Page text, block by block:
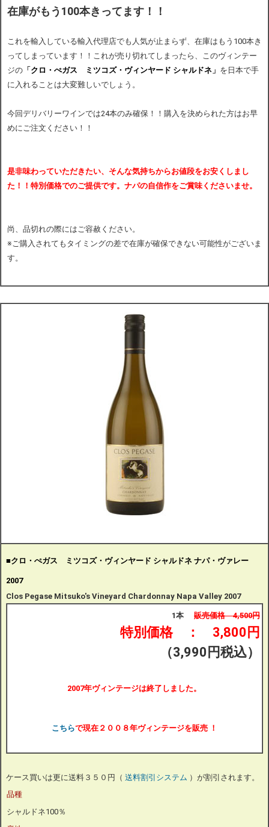
在庫がもう100本きってます！！
これを輸入している輸入代理店でも人気が止まらず、在庫はもう100本き
ってしまっています！！これが売り切れてしまったら、このヴィンテー
ジの 「 クロ・ぺガス ミツコズ・ヴィンヤード シャルドネ 」 を日本で手
に入れることは大変難しいでしょう。
今回デリバリーワインでは24本のみ確保！！購入を決められた方はお早
めにご注文ください！！
是非味わっていただきたい、そんな気持ちからお値段をお安くしまし
た！！特別価格でのご提供です。ナパの自信作をご賞味くださいませ。
尚、品切れの際にはご容赦ください。
※ご購入されてもタイミングの差で在庫が確保できない可能性がございま
す。
■クロ・ぺガス ミツコズ・ヴィンヤード シャルドネ ナパ・ヴァレー
2007
Clos Pegase Mitsuko's Vineyard Chardonnay Napa Valley 2007
1本 販売価格 4,500円
特別価格 ： 3,800 円
（3,990円税込）
2007年ヴィンテージは終了しました。
こちらで現在２００８年ヴィンテージを販売 ！
ケース買いは更に送料３５０円（ 送料割引システム ）が割引されます。
品種
シャルドネ100％